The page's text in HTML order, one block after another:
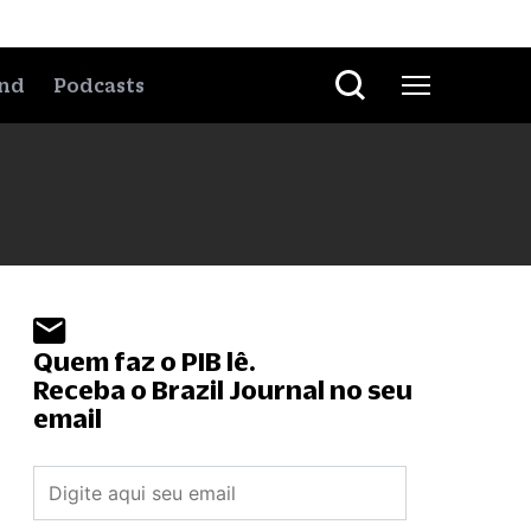
Podcasts
Quem faz o PIB lê.
Receba o Brazil Journal no seu
email